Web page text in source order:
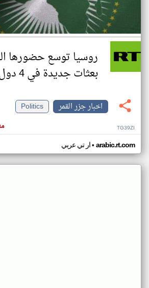
روسيا توسع حضورها
بعثات جديدة في 4 دول أفريقية
اخبار جزر القمر
Politics
TG39ZI
ار تي عربي• arabic.rt.com